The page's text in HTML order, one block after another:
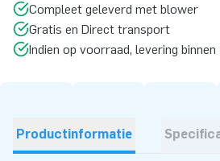
Compleet geleverd met blower
Gratis en Direct transport
Indien op voorraad, levering
Productinformatie